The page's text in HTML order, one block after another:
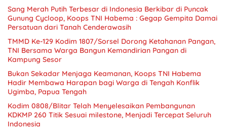
Sang Merah Putih Terbesar di Indonesia Berkibar di Puncak
Gunung Cycloop, Koops TNI Habema : Gegap Gempita Damai
Persatuan dari Tanah Cenderawasih
TMMD Ke-129 Kodim 1807/Sorsel Dorong Ketahanan Pangan,
TNI Bersama Warga Bangun Kemandirian Pangan di
Kampung Sesor
Bukan Sekadar Menjaga Keamanan, Koops TNI Habema
Hadir Membawa Harapan bagi Warga di Tengah Konflik
Ugimba, Papua Tengah
Kodim 0808/Blitar Telah Menyelesaikan Pembangunan
KDKMP 260 Titik Sesuai milestone, Menjadi Tercepat Seluruh
Indonesia